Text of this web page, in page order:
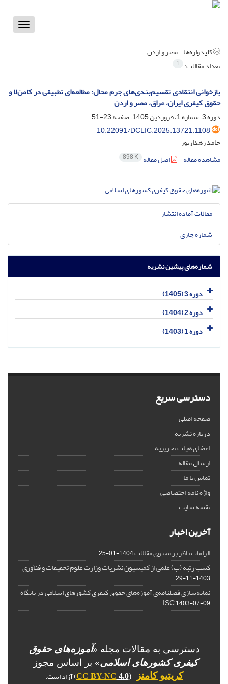
Toggle
کلیدواژه‌ها =مصر و اردن
تعداد مقالات: 1
بازخوانی انتقادی تقسیم‌بندی‌های جرم محال: مطالعه‌ای تطبیقی در کامن‌لا و
حقوق کیفری ایران، عراق، مصر و اردن
دوره 3، شماره 1، فروردین 1405، صفحه
23-51
10.22091/DCLIC.2025.13721.1108
حامد رهدارپور
مشاهده مقاله
اصل مقاله 898 K
مقالات آماده انتشار
شماره جاری
شماره‌های پیشین نشریه
دوره 3 (1405)
دوره 2 (1404)
دوره 1 (1403)
دسترسی سریع
صفحه اصلی
درباره نشریه
اعضای هیات تحریریه
ارسال مقاله
تماس با ما
واژه نامه اختصاصی
نقشه سایت
آخرین اخبار
الزامات ناظر بر محتوی مقالات1404-01-25
کسب رتبه (ب) علمی از کمیسیون نشریات وزارت علوم تحقیقات و فنآوری
1403-11-29
نمایه‌سازی فصلنامه‌ی آموزه‌های حقوق کیفری کشورهای اسلامی در پایگاه
ISC1403-07-09
دسترسی به مقالات مجله «آموزه‌های حقوق
کیفری کشورهای اسلامی» بر اساس مجوز
کریتیو کامنز
(
CC BY-NC 4.0 ) آزاد است.